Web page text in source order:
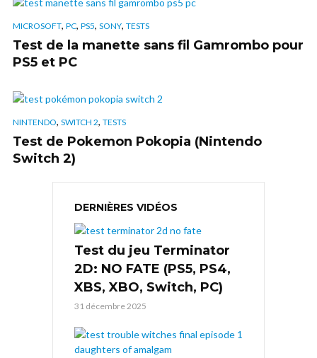
MICROSOFT, PC, PS5, SONY, TESTS
Test de la manette sans fil Gamrombo pour
PS5 et PC
NINTENDO, SWITCH 2, TESTS
Test de Pokemon Pokopia (Nintendo
Switch 2)
DERNIÈRES VIDÉOS
Test du jeu Terminator
2D: NO FATE (PS5, PS4,
XBS, XBO, Switch, PC)
31 décembre 2025